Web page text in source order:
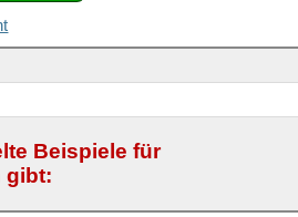
Beispiele für
gibt: